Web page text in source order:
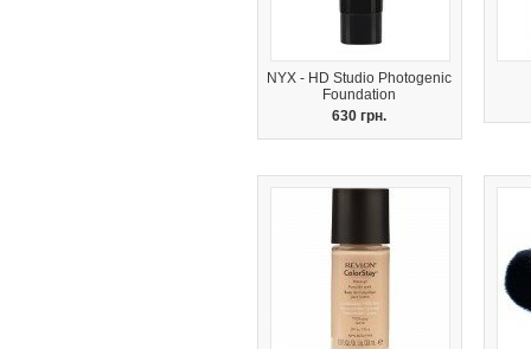
NYX - HD Studio Photogenic
Foundation
630 грн.